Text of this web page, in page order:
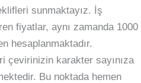
sunmaktayız. İş
fiyatlar, aynı zamanda 1000
hesaplanmaktadır.
çevirinizin karakter sayınıza
Bu noktada hemen